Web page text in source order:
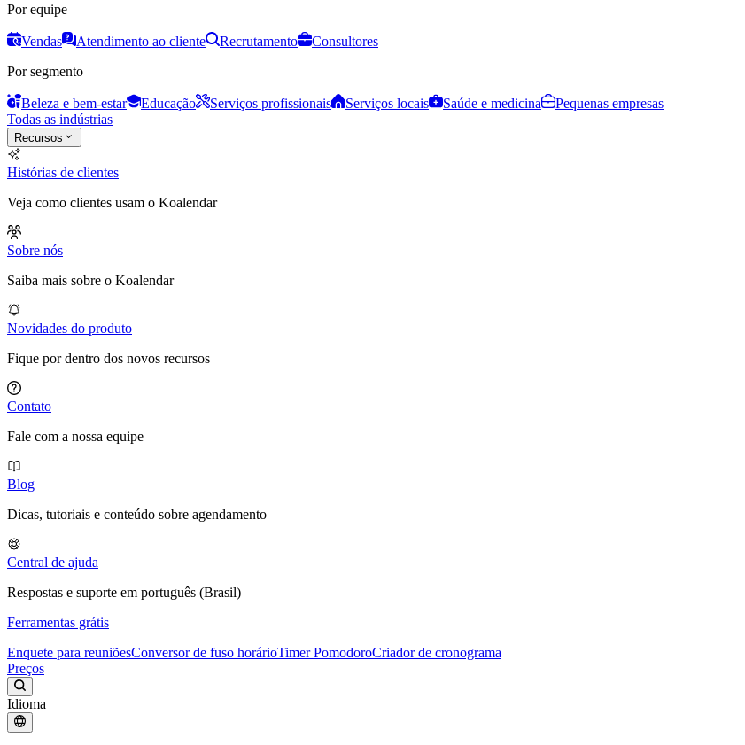
Por equipe
Vendas Atendimento ao cliente Recrutamento
Consultores
Por segmento
Beleza e bem-estar Educação Serviços profissionais Serviços locais Saúde e medicina
Pequenas empresas
Todas as indústrias
Recursos
Histórias de clientes
Veja como clientes usam o Koalendar
Sobre nós
Saiba mais sobre o Koalendar
Novidades do produto
Fique por dentro dos novos recursos
Contato
Fale com a nossa equipe
Blog
Dicas, tutoriais e conteúdo sobre agendamento
Central de ajuda
Respostas e suporte em português (Brasil)
Ferramentas grátis
Enquete para reuniõesConversor de fuso horárioTimer PomodoroCriador de cronograma
Preços
Idioma